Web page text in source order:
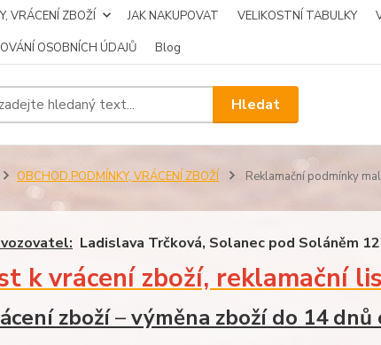
VRÁCENÍ ZBOŽÍ JAK NAKUPOVAT VELIKOSTNÍ TABULKY
OSOBNÍCH ÚDAJŮ Blog
Hledat
OBCHOD.PODMÍNKY, VRÁCENÍ ZBOŽÍ Reklamační podmínky
Ladislava Trčková, Solanec pod Soláněm
k vrácení zboží, reklamační
zboží–výměna zboží do 14